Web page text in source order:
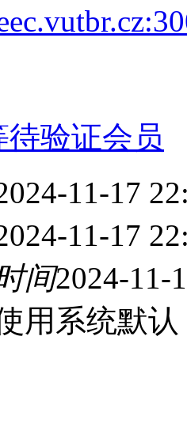
待验证会员
11-17
11-17
间2024-11-
用系统默认